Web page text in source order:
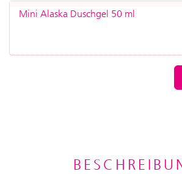
Mini Alaska Duschgel 50 ml